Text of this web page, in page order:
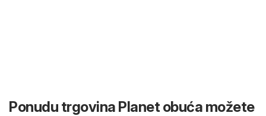
Ponudu trgovina Planet obuća možete